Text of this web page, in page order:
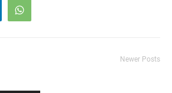
Newer Posts